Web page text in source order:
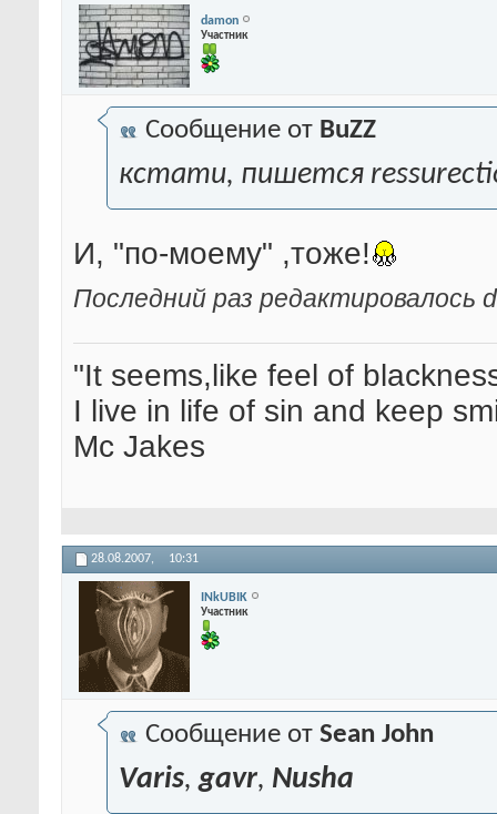
damon
Участник
Сообщение от BuZZ
кстати, пишется
И, "по-моему" ,тоже!
Последний раз редактировалось
"It seems,like feel of
I live in life of sin and keep
Mc Jakes
28.08.2007, 10:31
INkUBIK
Участник
Сообщение от Sean John
Varis,gavr, Nusha